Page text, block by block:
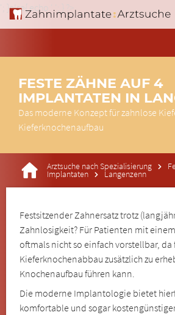
'; }else{ echo ' '; } ?>
FESTE ZÄHNE AUF 4
IMPLANTATEN IN
Das moderne Konzept für zahnlose
Kieferknochenaufbau
Arztsuche nach Spezialisierung
Implantaten Langenzenn
Festsitzender Zahnersatz trotz
Zahnlosigkeit? Für Patienten mit
oftmals nicht so einfach vorstellbar,
Kieferknochenabbau zusätzlich zu
Knochenaufbau führen kann.
Die moderne Implantologie bietet
komfortable und sogar